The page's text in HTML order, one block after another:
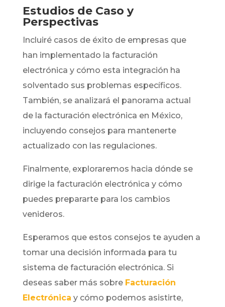
Estudios de Caso y
Perspectivas
Incluiré casos de éxito de empresas que
han implementado la facturación
electrónica y cómo esta integración ha
solventado sus problemas específicos.
También, se analizará el panorama actual
de la facturación electrónica en México,
incluyendo consejos para mantenerte
actualizado con las regulaciones.
Finalmente, exploraremos hacia dónde se
dirige la facturación electrónica y cómo
puedes prepararte para los cambios
venideros.
Esperamos que estos consejos te ayuden a
tomar una decisión informada para tu
sistema de facturación electrónica. Si
deseas saber más sobre Facturación
Electrónica y cómo podemos asistirte,